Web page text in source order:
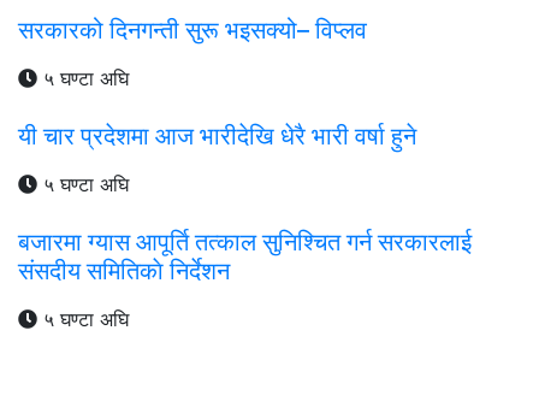
सरकारको दिनगन्ती सुरू भइसक्यो– विप्लव
५ घण्टा अघि
यी चार प्रदेशमा आज भारीदेखि धेरै भारी वर्षा हुने
५ घण्टा अघि
बजारमा ग्यास आपूर्ति तत्काल सुनिश्चित गर्न सरकारलाई
संसदीय समितिकाे निर्देशन
५ घण्टा अघि